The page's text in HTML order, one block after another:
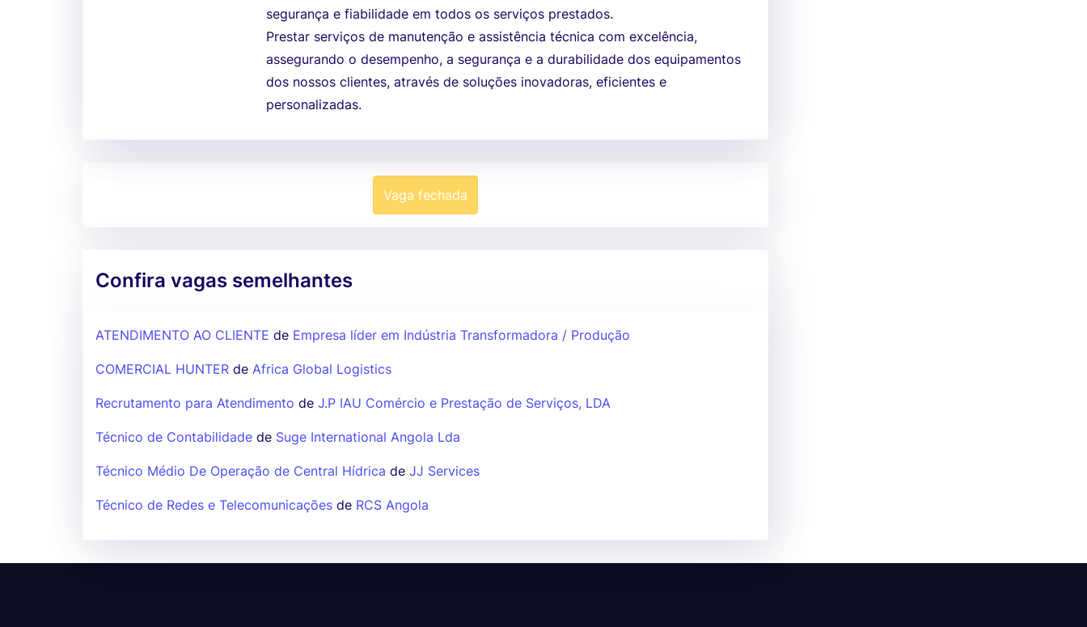
segurança e fiabilidade em todos os serviços prestados.
Prestar serviços de manutenção e assistência técnica com excelência,
assegurando o desempenho, a segurança e a durabilidade dos equipamentos
dos nossos clientes, através de soluções inovadoras, eficientes e
personalizadas.
Vaga fechada
Confira vagas semelhantes
ATENDIMENTO AO CLIENTE de Empresa líder em Indústria Transformadora / Produção
COMERCIAL HUNTER de Africa Global Logistics
Recrutamento para Atendimento de J.P IAU Comércio e Prestação de Serviços, LDA
Técnico de Contabilidade de Suge International Angola Lda
Técnico Médio De Operação de Central Hídrica de JJ Services
Técnico de Redes e Telecomunicações de RCS Angola